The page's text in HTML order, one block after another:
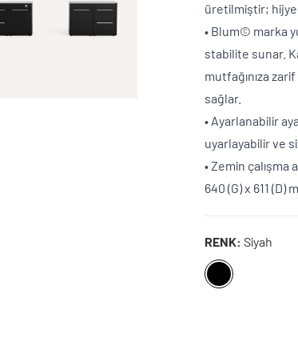
üretilmiştir;
• Blum© marka
stabilite sunar.
mutfağınıza
sağlar.
• Ayarlanabilir
uyarlayabilir ve
• Zemin çalışma
640 (G) x 611 (D)
RENK:Siyah